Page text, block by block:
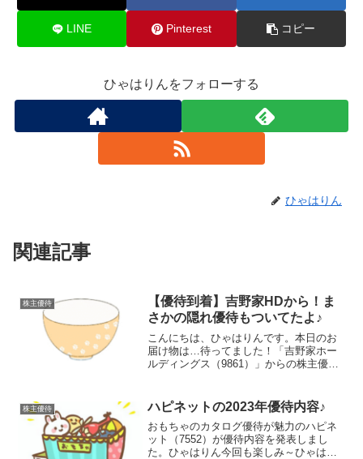
LINE Pinterest コピー
ひゃはりんをフォローする
ひゃはりん
関連記事
株主優待
【優待到着】吉野家HDから！ま
さかの隠れ優待もついてたよ♪
こんにちは、ひゃはりんです。本日のお
届け物は…待ってました！「吉野家ホー
ルディングス（9861）」からの株主優待
×10枚、合計5,000円分の食事券！しかも
今回はそ...
株主優待 ハピネットの2023年優待内容♪
おもちゃのカタログ優待が魅力のハピネ
ット（7552）が優待内容を発表しまし
た。ひゃはりん今回も楽しみ～ひゃは美